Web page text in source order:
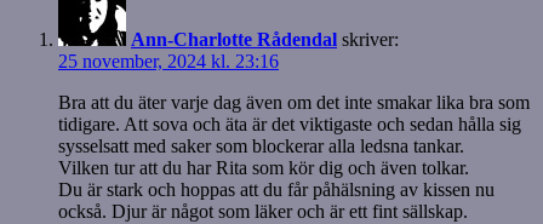
Ann-Charlotte Rådendal skriver:
25 november, 2024 kl. 23:16
Bra att du äter varje dag även om det inte smakar lika bra som
tidigare. Att sova och äta är det viktigaste och sedan hålla sig
sysselsatt med saker som blockerar alla ledsna tankar.
Vilken tur att du har Rita som kör dig och även tolkar.
Du är stark och hoppas att du får påhälsning av kissen nu
också. Djur är något som läker och är ett fint sällskap.